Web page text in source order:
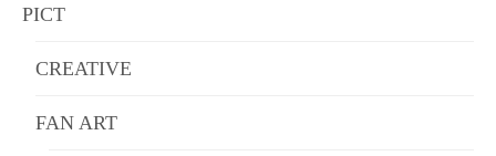
PICT
CREATIVE
FAN ART